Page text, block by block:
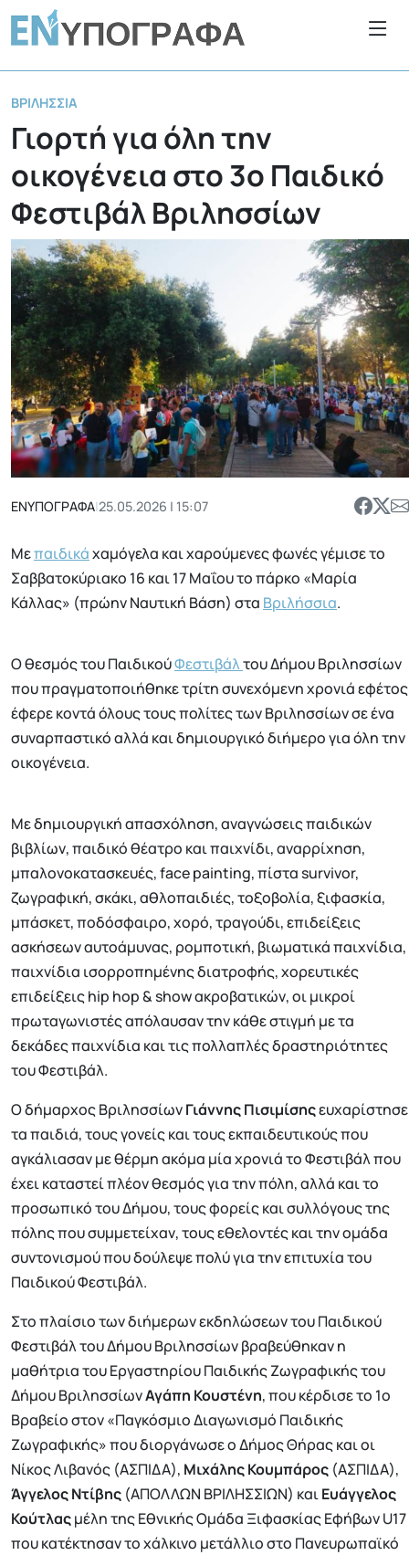
ΒΡΙΛΉΣΣΙΑ
Γιορτή για όλη την
οικογένεια στο 3ο Παιδικό
Φεστιβάλ Βριλησσίων
ΕΝΥΠΟΓΡΑΦΑ|25.05.2026 | 15:07
Μεπαιδικάχαμόγελα και χαρούμενες φωνές γέμισε το
Σαββατοκύριακο 16 και 17 Μαΐου το πάρκο «Μαρία
Κάλλας» (πρώην Ναυτική Βάση) στα Βριλήσσια.
Ο θεσμός του ΠαιδικούΦεστιβάλτου Δήμου Βριλησσίων
που πραγματοποιήθηκε τρίτη συνεχόμενη χρονιά εφέτος
έφερε κοντά όλους τους πολίτες των Βριλησσίων σε ένα
συναρπαστικό αλλά και δημιουργικό διήμερο για όλη την
οικογένεια.
Με δημιουργική απασχόληση, αναγνώσεις παιδικών
βιβλίων, παιδικό θέατρο και παιχνίδι, αναρρίχηση,
μπαλονοκατασκευές, face painting, πίστα survivor,
ζωγραφική, σκάκι, αθλοπαιδιές, τοξοβολία, ξιφασκία,
μπάσκετ, ποδόσφαιρο, χορό, τραγούδι, επιδείξεις
ασκήσεων αυτοάμυνας, ρομποτική, βιωματικά παιχνίδια,
παιχνίδια ισορροπημένης διατροφής, χορευτικές
επιδείξεις hip hop & show ακροβατικών, οι μικροί
πρωταγωνιστές απόλαυσαν την κάθε στιγμή με τα
δεκάδες παιχνίδια και τις πολλαπλές δραστηριότητες
του Φεστιβάλ.
Ο δήμαρχος ΒριλησσίωνΓιάννης Πισιμίσηςευχαρίστησε
τα παιδιά, τους γονείς και τους εκπαιδευτικούς που
αγκάλιασαν με θέρμη ακόμα μία χρονιά το Φεστιβάλ που
έχει καταστεί πλέον θεσμός για την πόλη, αλλά και το
προσωπικό του Δήμου, τους φορείς και συλλόγους της
πόλης που συμμετείχαν, τους εθελοντές και την ομάδα
συντονισμού που δούλεψε πολύ για την επιτυχία του
Παιδικού Φεστιβάλ.
Στο πλαίσιο των διήμερων εκδηλώσεων του Παιδικού
Φεστιβάλ του Δήμου Βριλησσίων βραβεύθηκαν η
μαθήτρια του Εργαστηρίου Παιδικής Ζωγραφικής του
Δήμου ΒριλησσίωνΑγάπη Κουστένη, που κέρδισε το 1ο
Βραβείο στον «Παγκόσμιο Διαγωνισμό Παιδικής
Ζωγραφικής» που διοργάνωσε ο Δήμος Θήρας και οι
Νίκος Λιβανός (ΑΣΠΙΔΑ), Μιχάλης Κουμπάρος (ΑΣΠΙΔΑ),
Άγγελος Ντίβης (ΑΠΟΛΛΩΝ ΒΡΙΛΗΣΣΙΩΝ) καιΕυάγγελος
Κούτλαςμέλη της Εθνικής Ομάδα Ξιφασκίας Εφήβων U17
που κατέκτησαν το χάλκινο μετάλλιο στο Πανευρωπαϊκό